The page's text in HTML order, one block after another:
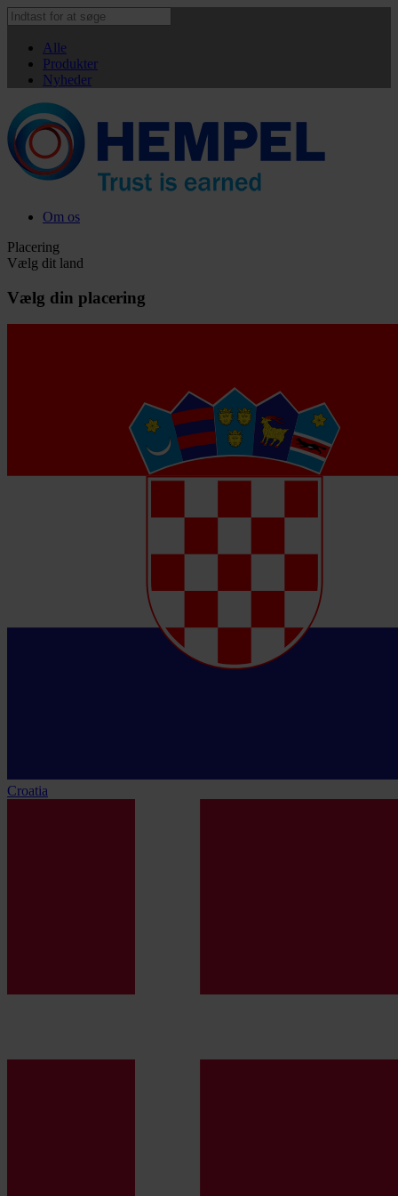
Alle
Produkter
Nyheder
Om os
Placering
Vælg dit land
Vælg din placering
Croatia